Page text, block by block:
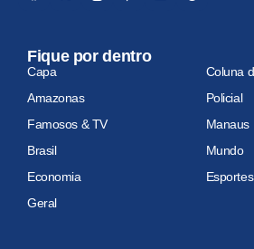
Fique por dentro
Capa
Coluna
Amazonas
Policial
Famosos & TV
Manaus
Brasil
Mundo
Economia
Esportes
Geral